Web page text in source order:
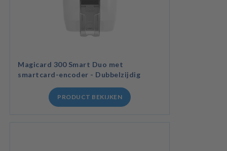
Magicard 300 Smart Duo met
smartcard-encoder - Dubbelzijdig
PRODUCT BEKIJKEN